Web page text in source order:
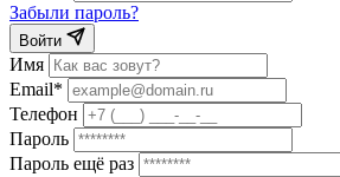
Забыли пароль?
Войти
Имя
Email*
Телефон
Пароль
Пароль ещё раз